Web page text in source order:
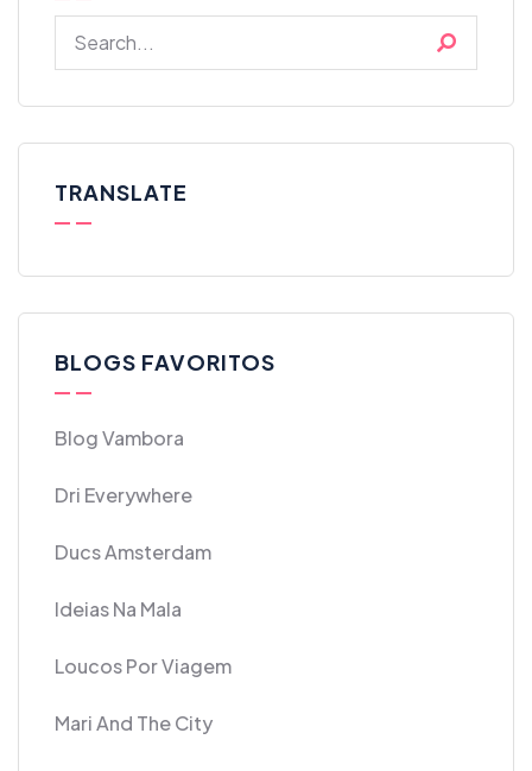
TRANSLATE
BLOGS FAVORITOS
Blog Vambora
Dri Everywhere
Ducs Amsterdam
Ideias Na Mala
Loucos Por Viagem
Mari And The City